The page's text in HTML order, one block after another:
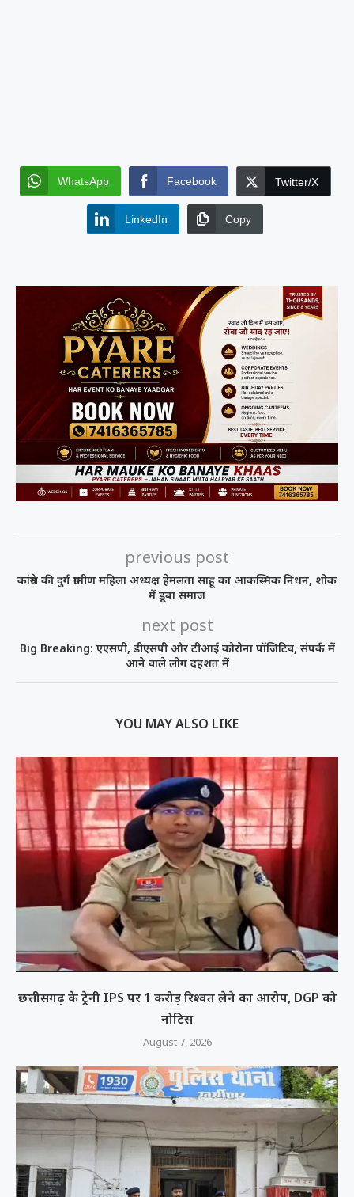
WhatsApp Facebook Twitter/X
LinkedIn Copy
previous post
कांग्रेस की दुर्ग ग्रामीण महिला अध्यक्ष हेमलता साहू का आकस्मिक निधन, शोक
में डूबा समाज
next post
Big Breaking: एएसपी, डीएसपी और टीआई कोरोना पॉजिटिव, संपर्क में
आने वाले लोग दहशत में
YOU MAY ALSO LIKE
छत्तीसगढ़ के ट्रेनी IPS पर 1 करोड़ रिश्वत लेने का आरोप, DGP को
नोटिस
August 7, 2026